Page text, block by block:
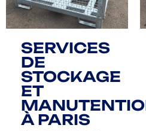
SERVICES
DE
STOCKAGE
ET
À PARIS